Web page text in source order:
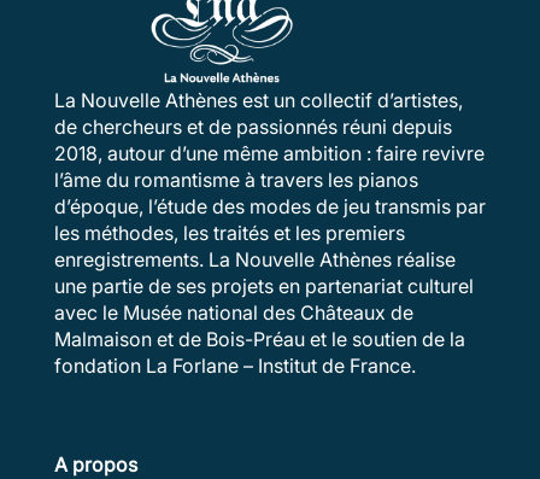
La Nouvelle Athènes est un collectif d’artistes,
de chercheurs et de passionnés réuni depuis
2018, autour d’une même ambition : faire revivre
l’âme du romantisme à travers les pianos
d’époque, l’étude des modes de jeu transmis par
les méthodes, les traités et les premiers
enregistrements. La Nouvelle Athènes réalise
une partie de ses projets en partenariat culturel
avec le Musée national des Châteaux de
Malmaison et de Bois-Préau et le soutien de la
fondation La Forlane – Institut de France.
A propos